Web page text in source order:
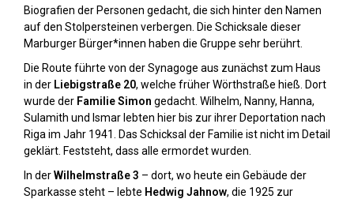
Biografien der Personen gedacht, die sich hinter den Namen
auf den Stolpersteinen verbergen. Die Schicksale dieser
Marburger Bürger*innen haben die Gruppe sehr berührt.
Die Route führte von der Synagoge aus zunächst zum Haus
in der Liebigstraße 20, welche früher Wörthstraße hieß. Dort
wurde der Familie Simon gedacht. Wilhelm, Nanny, Hanna,
Sulamith und Ismar lebten hier bis zur ihrer Deportation nach
Riga im Jahr 1941. Das Schicksal der Familie ist nicht im Detail
geklärt. Feststeht, dass alle ermordet wurden.
In derWilhelmstraße 3 – dort, wo heute ein Gebäude der
Sparkasse steht – lebte Hedwig Jahnow, die 1925 zur